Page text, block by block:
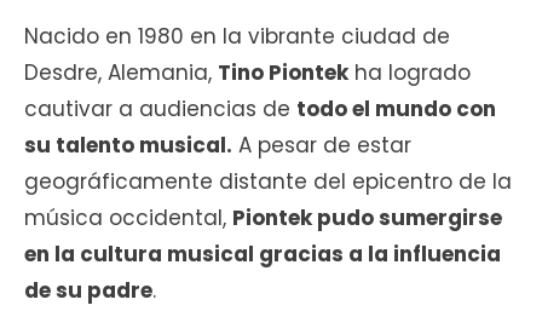
Nacido en 1980 en la vibrante ciudad de
Desdre, Alemania, Tino Piontek ha logrado
cautivar a audiencias de todo el mundo con
su talento musical. A pesar de estar
geográficamente distante del epicentro de la
música occidental, Piontek pudo sumergirse
en la cultura musical gracias a la influencia
de su padre.